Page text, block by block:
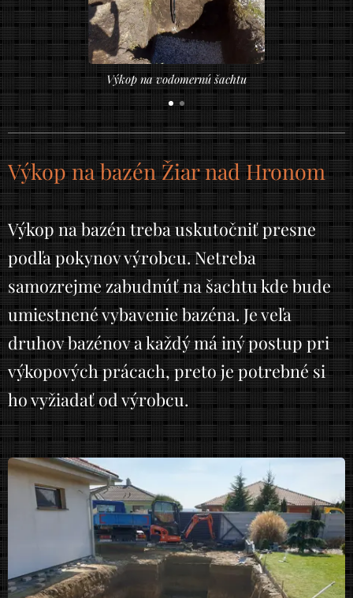
Vloženie vodomernej šachty
Výkop na bazén Žiar nad Hronom
Výkop na bazén treba uskutočniť presne
podľa pokynov výrobcu. Netreba
samozrejme zabudnúť na šachtu kde bude
umiestnené vybavenie bazéna. Je veľa
druhov bazénov a každý má iný postup pri
výkopových prácach, preto je potrebné si
ho vyžiadať od výrobcu.